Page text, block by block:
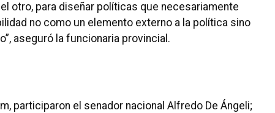
otro, para diseñar políticas que necesariamente
no como un elemento externo a la política sino
aseguró la funcionaria provincial.
participaron el senador nacional Alfredo De Ángeli;